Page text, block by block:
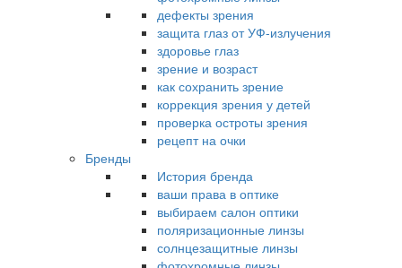
дефекты зрения
защита глаз от УФ-излучения
здоровье глаз
зрение и возраст
как сохранить зрение
коррекция зрения у детей
проверка остроты зрения
рецепт на очки
Бренды
История бренда
ваши права в оптике
выбираем салон оптики
поляризационные линзы
солнцезащитные линзы